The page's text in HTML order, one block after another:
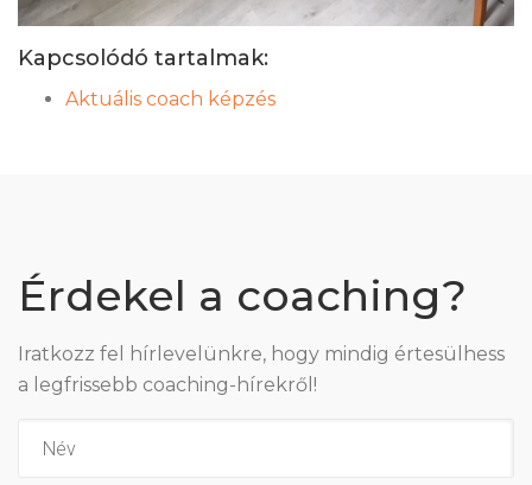
Kapcsolódó tartalmak:
Aktuális coach képzés
Érdekel a coaching?
Iratkozz fel hírlevelünkre, hogy mindig értesülhess
a legfrissebb coaching-hírekről!